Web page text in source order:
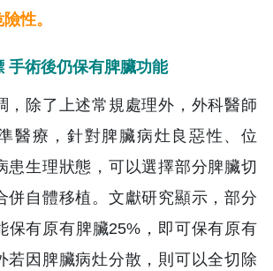
性。
手術後仍保有脾臟功能
，除了上述常規處理外，外科醫師
醫療，針對脾臟病灶良惡性、位
患生理狀態，可以選擇部分脾臟切
併自體移植。文獻研究顯示，部分
保有原有脾臟25%，即可保有原有
若因脾臟病灶分散，則可以全切除